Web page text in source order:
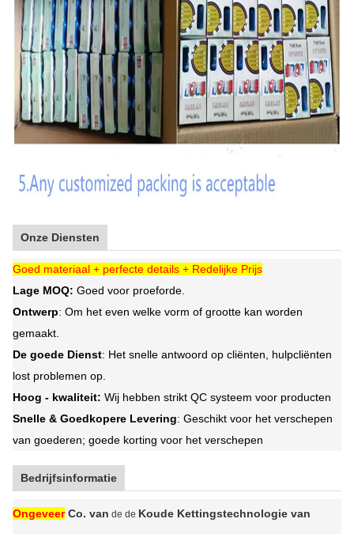
Onze Diensten
Goed materiaal + perfecte details + Redelijke Prijs
Lage MOQ: Goed voor proeforde.
Ontwerp: Om het even welke vorm of grootte kan worden
gemaakt.
De goede Dienst: Het snelle antwoord op cliënten, hulpcliënten
lost problemen op.
Hoog - kwaliteit: Wij hebben strikt QC systeem voor producten
Snelle & Goedkopere Levering: Geschikt voor het verschepen
van goederen; goede korting voor het verschepen
Bedrijfsinformatie
OngeveerCo. van de de Koude Kettingstechnologie van